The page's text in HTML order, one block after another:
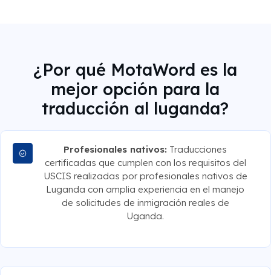
¿Por qué MotaWord es la
mejor opción para la
traducción al luganda?
Profesionales nativos: Traducciones
certificadas que cumplen con los requisitos del
USCIS realizadas por profesionales nativos de
Luganda con amplia experiencia en el manejo
de solicitudes de inmigración reales de
Uganda.